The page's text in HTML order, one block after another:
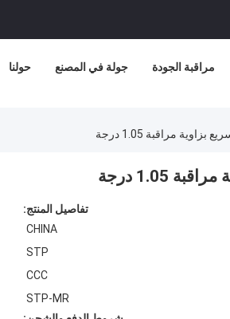
حولنا جولة في المصنع مراقبة الجودة
مراقبة 1.05 درجة
درجة
تفاصيل المنتج:
CHINA
STP
CCC
STP-MR